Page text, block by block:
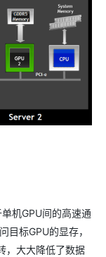
机GPU间的高速通
目标GPU的显存，
，大大降低了数据